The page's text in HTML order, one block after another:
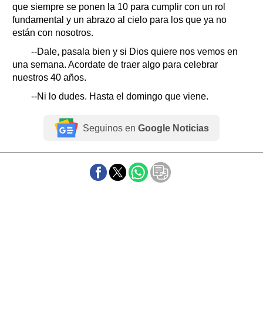
que siempre se ponen la 10 para cumplir con un rol
fundamental y un abrazo al cielo para los que ya no
están con nosotros.
--Dale, pasala bien y si Dios quiere nos vemos en
una semana. Acordate de traer algo para celebrar
nuestros 40 años.
--Ni lo dudes. Hasta el domingo que viene.
Seguinos en Google Noticias